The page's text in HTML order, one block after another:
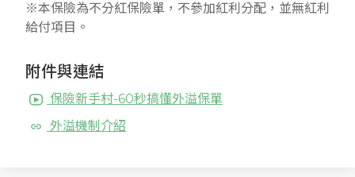
※本保險為不分紅保險單，不參加紅利分配，並無紅利
給付項目。
附件與連結
保險新手村-60秒搞懂外溢保單
外溢機制介紹